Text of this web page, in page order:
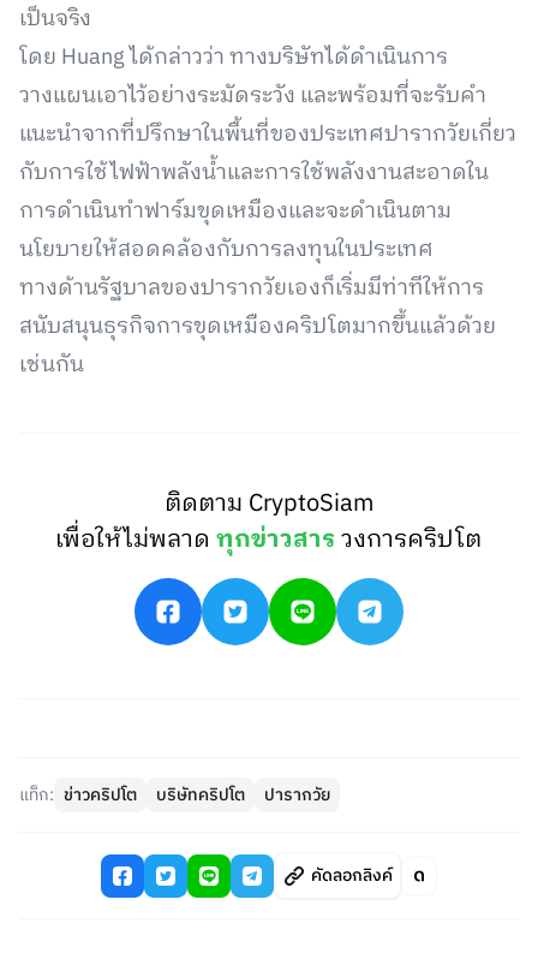
เป็นจริง
โดย Huang ได้กล่าวว่า ทางบริษัทได้ดำเนินการ
วางแผนเอาไว้อย่างระมัดระวัง และพร้อมที่จะรับคำ
แนะนำจากที่ปรึกษาในพื้นที่ของประเทศปารากวัยเกี่ยว
กับการใช้ไฟฟ้าพลังน้ำและการใช้พลังงานสะอาดใน
การดำเนินทำฟาร์มขุดเหมืองและจะดำเนินตาม
นโยบายให้สอดคล้องกับการลงทุนในประเทศ
ทางด้านรัฐบาลของปารากวัยเองก็เริ่มมีท่าทีให้การ
สนับสนุนธุรกิจการขุดเหมืองคริปโตมากขึ้นแล้วด้วย
เช่นกัน
ติดตาม CryptoSiam
เพื่อให้ไม่พลาดทุกข่าวสารวงการคริปโต
แท็ก: ข่าวคริปโต บริษัทคริปโต ปารากวัย
คัดลอกลิงค์